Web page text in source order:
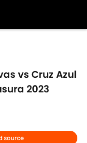
vs Cruz Azul
2023
source